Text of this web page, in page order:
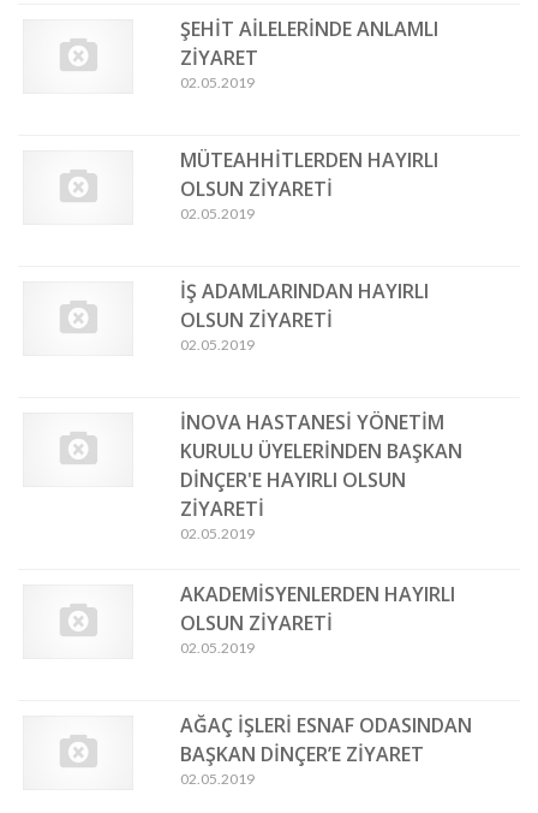
ŞEHİT AİLELERİNDE ANLAMLI
ZİYARET
02.05.2019
MÜTEAHHİTLERDEN HAYIRLI
OLSUN ZİYARETİ
02.05.2019
İŞ ADAMLARINDAN HAYIRLI
OLSUN ZİYARETİ
02.05.2019
İNOVA HASTANESİ YÖNETİM
KURULU ÜYELERİNDEN BAŞKAN
DİNÇER'E HAYIRLI OLSUN
ZİYARETİ
02.05.2019
AKADEMİSYENLERDEN HAYIRLI
OLSUN ZİYARETİ
02.05.2019
AĞAÇ İŞLERİ ESNAF ODASINDAN
BAŞKAN DİNÇER’E ZİYARET
02.05.2019